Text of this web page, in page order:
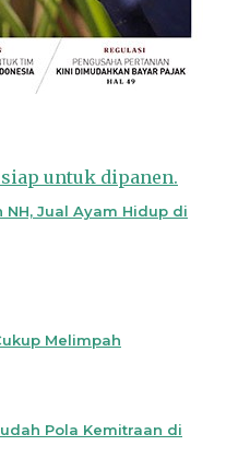
Jual Ayam Hidup di
Melimpah
Pola Kemitraan di